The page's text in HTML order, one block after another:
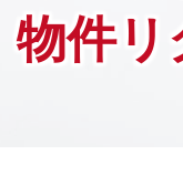
物件リ